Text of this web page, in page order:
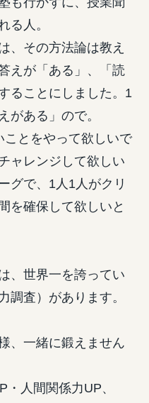
る人。
、その方法論は教え
えが「ある」、「読
ることにしました。1
がある」ので。
とをやって欲しいで
ャレンジして欲しい
グで、1人1人がクリ
を確保して欲しいと
、世界一を誇ってい
調査）があります。
、一緒に鍛えません
人間関係力UP、